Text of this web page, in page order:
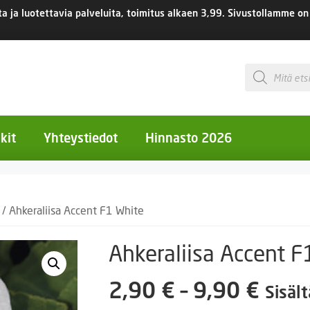
ja luotettavia palveluita, toimitus alkaen 3,99. Sivustollamme
Products
search
kukat
Ruukut
Yhteystiedot Hinnasto 2026
/ Ahkeraliisa Accent F1 White
Ahkeraliisa Accent
2,90 € – 9,90 €